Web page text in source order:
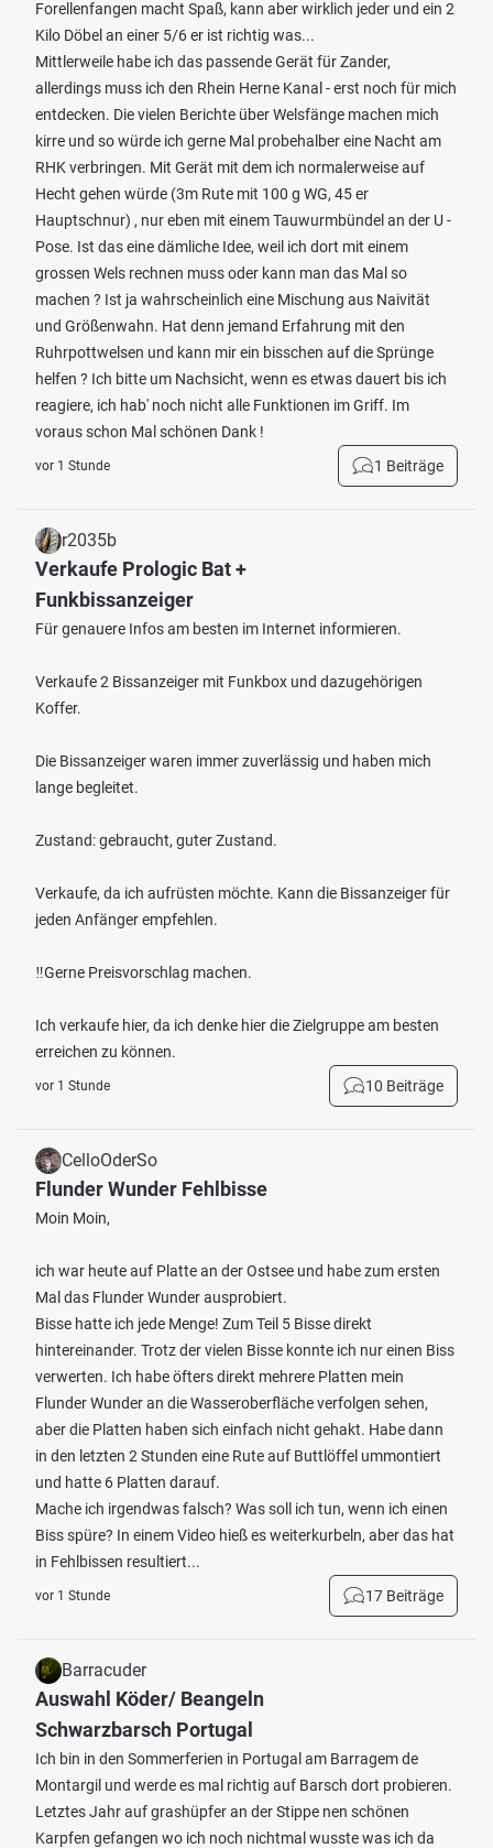
Forellenfangen macht Spaß, kann aber wirklich jeder und ein 2
Kilo Döbel an einer 5/6 er ist richtig was...
Mittlerweile habe ich das passende Gerät für Zander,
allerdings muss ich den Rhein Herne Kanal - erst noch für mich
entdecken. Die vielen Berichte über Welsfänge machen mich
kirre und so würde ich gerne Mal probehalber eine Nacht am
RHK verbringen. Mit Gerät mit dem ich normalerweise auf
Hecht gehen würde (3m Rute mit 100 g WG, 45 er
Hauptschnur) , nur eben mit einem Tauwurmbündel an der U -
Pose. Ist das eine dämliche Idee, weil ich dort mit einem
grossen Wels rechnen muss oder kann man das Mal so
machen ? Ist ja wahrscheinlich eine Mischung aus Naivität
und Größenwahn. Hat denn jemand Erfahrung mit den
Ruhrpottwelsen und kann mir ein bisschen auf die Sprünge
helfen ? Ich bitte um Nachsicht, wenn es etwas dauert bis ich
reagiere, ich hab' noch nicht alle Funktionen im Griff. Im
voraus schon Mal schönen Dank !
vor 1 Stunde 1 Beiträge
r2035b
Verkaufe Prologic Bat +
Funkbissanzeiger
Für genauere Infos am besten im Internet informieren.
Verkaufe 2 Bissanzeiger mit Funkbox und dazugehörigen
Koffer.
Die Bissanzeiger waren immer zuverlässig und haben mich
lange begleitet.
Zustand: gebraucht, guter Zustand.
Verkaufe, da ich aufrüsten möchte. Kann die Bissanzeiger für
jeden Anfänger empfehlen.
‼️Gerne Preisvorschlag machen.
Ich verkaufe hier, da ich denke hier die Zielgruppe am besten
erreichen zu können.
vor 1 Stunde 10 Beiträge
CelloOderSo
Flunder Wunder Fehlbisse
Moin Moin,
ich war heute auf Platte an der Ostsee und habe zum ersten
Mal das Flunder Wunder ausprobiert.
Bisse hatte ich jede Menge! Zum Teil 5 Bisse direkt
hintereinander. Trotz der vielen Bisse konnte ich nur einen Biss
verwerten. Ich habe öfters direkt mehrere Platten mein
Flunder Wunder an die Wasseroberfläche verfolgen sehen,
aber die Platten haben sich einfach nicht gehakt. Habe dann
in den letzten 2 Stunden eine Rute auf Buttlöffel ummontiert
und hatte 6 Platten darauf.
Mache ich irgendwas falsch? Was soll ich tun, wenn ich einen
Biss spüre? In einem Video hieß es weiterkurbeln, aber das hat
in Fehlbissen resultiert...
vor 1 Stunde 17 Beiträge
Barracuder
Auswahl Köder/ Beangeln
Schwarzbarsch Portugal
Ich bin in den Sommerferien in Portugal am Barragem de
Montargil und werde es mal richtig auf Barsch dort probieren.
Letztes Jahr auf grashüpfer an der Stippe nen schönen
Karpfen gefangen wo ich noch nichtmal wusste was ich da